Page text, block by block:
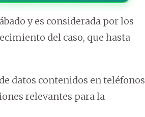
y es considerada por los
del caso, que hasta
datos contenidos en teléfonos
relevantes para la